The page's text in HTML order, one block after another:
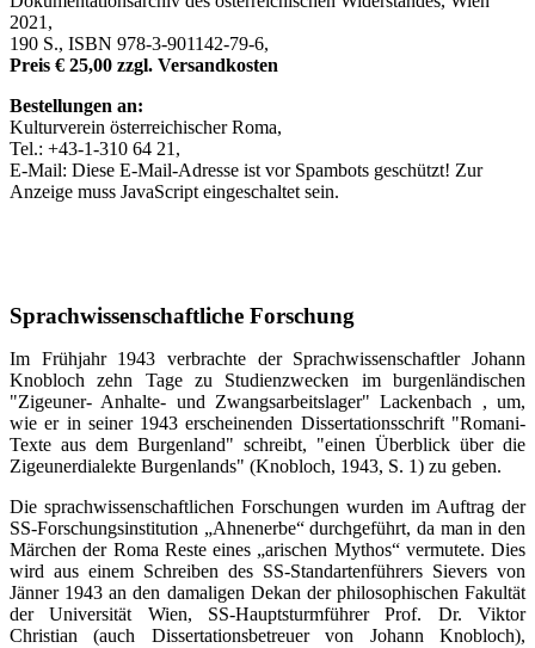
2021,
190 S., ISBN 978-3-901142-79-6,
Preis € 25,00 zzgl. Versandkosten
Bestellungen an:
Kulturverein österreichischer Roma,
Tel.: +43-1-310 64 21,
E-Mail: Diese E-Mail-Adresse ist vor Spambots geschützt! Zur
Anzeige muss JavaScript eingeschaltet sein.
Sprachwissenschaftliche Forschung
Im Frühjahr 1943 verbrachte der Sprachwissenschaftler Johann
Knobloch zehn Tage zu Studienzwecken im burgenländischen
"Zigeuner- Anhalte- und Zwangsarbeitslager" Lackenbach , um,
wie er in seiner 1943 erscheinenden Dissertationsschrift "Romani-
Texte aus dem Burgenland" schreibt, "einen Überblick über die
Zigeunerdialekte Burgenlands" (Knobloch, 1943, S. 1) zu geben.
Die sprachwissenschaftlichen Forschungen wurden im Auftrag der
SS-Forschungsinstitution „Ahnenerbe“ durchgeführt, da man in den
Märchen der Roma Reste eines „arischen Mythos“ vermutete. Dies
wird aus einem Schreiben des SS-Standartenführers Sievers von
Jänner 1943 an den damaligen Dekan der philosophischen Fakultät
der Universität Wien, SS-Hauptsturmführer Prof. Dr. Viktor
Christian (auch Dissertationsbetreuer von Johann Knobloch),